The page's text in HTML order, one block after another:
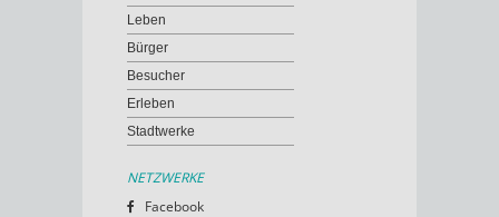
Leben
Bürger
Besucher
Erleben
Stadtwerke
NETZWERKE
Facebook